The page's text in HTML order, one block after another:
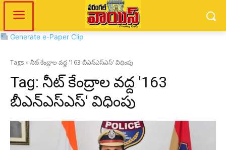
Generate e-Paper Clip
Tags నీట్ కేంద్రాల వద్ద '163 బీఎన్ఎస్ఎస్' విధింపు
Tag: నీట్ కేంద్రాల వద్ద '163
బీఎన్ఎస్ఎస్' విధింపు